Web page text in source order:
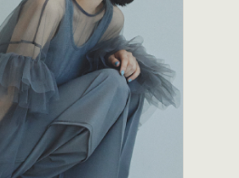
シンプル
ゴージャス
リッチ
上品
かわいい
ポップ
クール